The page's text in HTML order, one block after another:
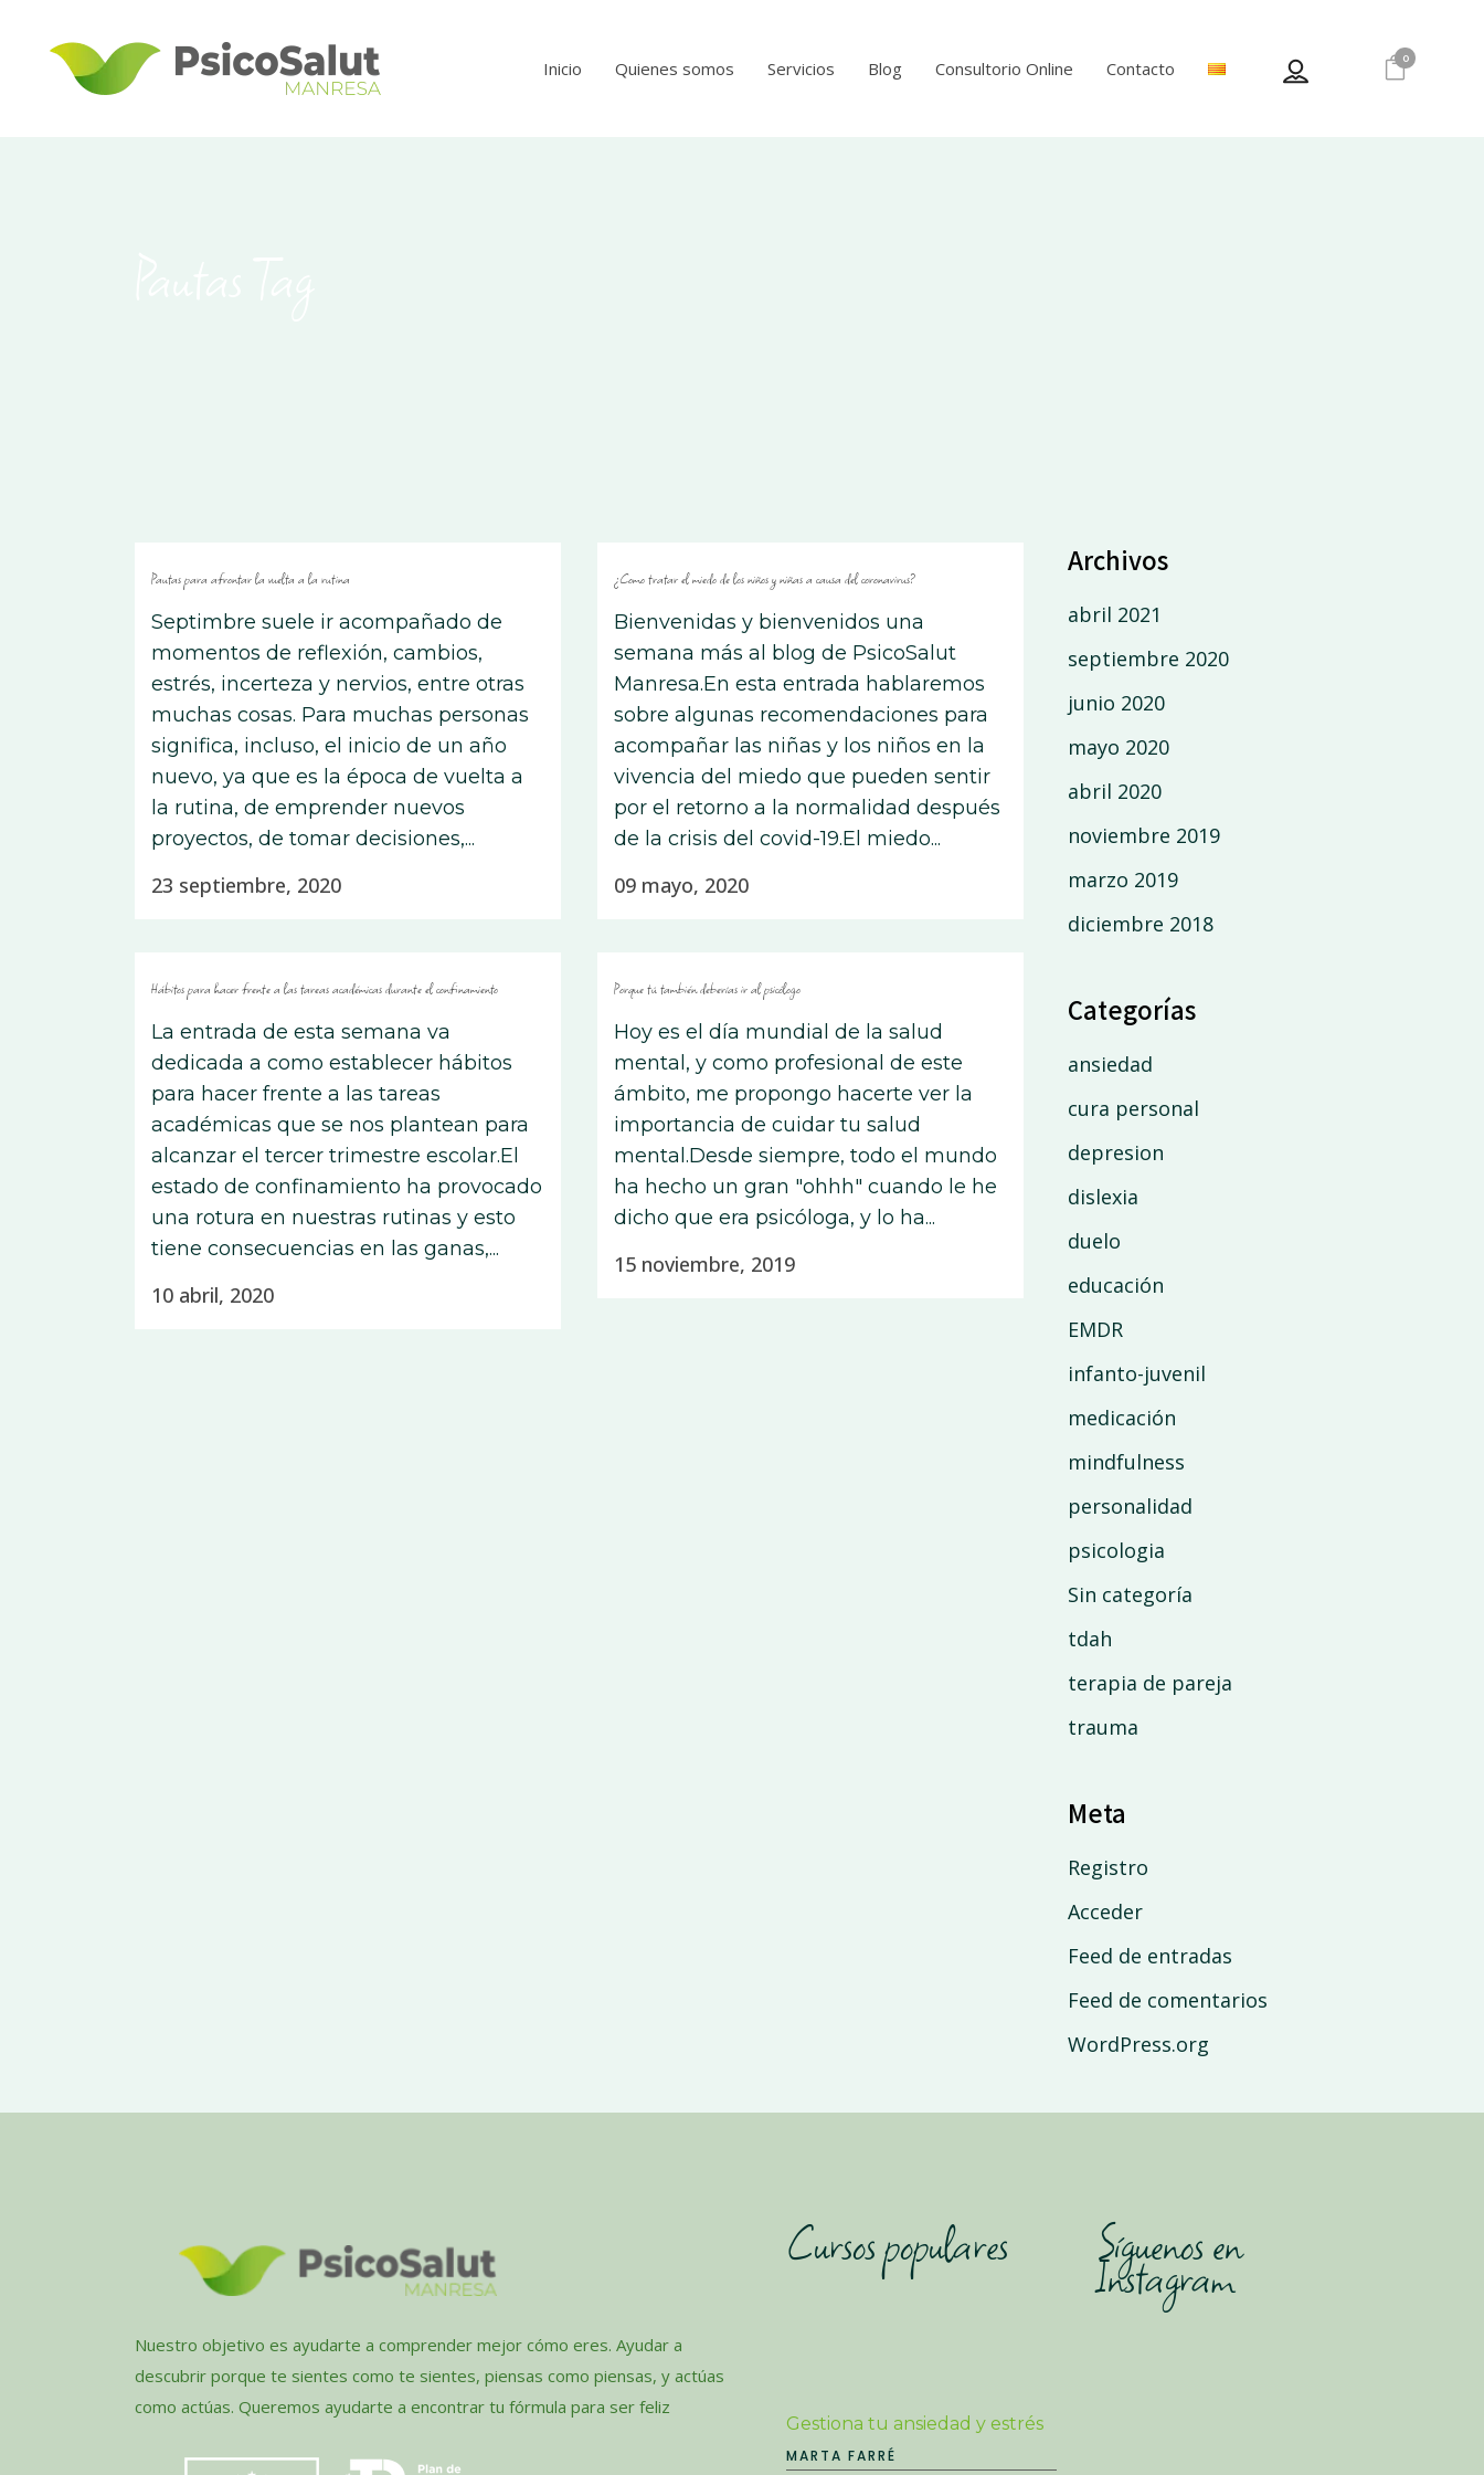
0
Inicio Quienes somos Servicios Blog Consultorio Online Contacto
Pautas para afrontar la vuelta a la rutina
Septimbre suele ir acompañado de
momentos de reflexión, cambios,
estrés, incerteza y nervios, entre otras
muchas cosas. Para muchas personas
significa, incluso, el inicio de un año
nuevo, ya que es la época de vuelta a
la rutina, de emprender nuevos
proyectos, de tomar decisiones,...
23 septiembre, 2020
¿Como tratar el miedo de los niños y niñas a causa del coronavirus?
Bienvenidas y bienvenidos una
semana más al blog de PsicoSalut
Manresa.En esta entrada hablaremos
sobre algunas recomendaciones para
acompañar las niñas y los niños en la
vivencia del miedo que pueden sentir
por el retorno a la normalidad después
de la crisis del covid-19.El miedo...
09 mayo, 2020
Hábitos para hacer frente a las tareas académicas durante el confinamiento
La entrada de esta semana va
dedicada a como establecer hábitos
para hacer frente a las tareas
académicas que se nos plantean para
alcanzar el tercer trimestre escolar.El
estado de confinamiento ha provocado
una rotura en nuestras rutinas y esto
tiene consecuencias en las ganas,...
10 abril, 2020
Porque tú también deberías ir al psicólogo
Hoy es el día mundial de la salud
mental, y como profesional de este
ámbito, me propongo hacerte ver la
importancia de cuidar tu salud
mental.Desde siempre, todo el mundo
ha hecho un gran "ohhh" cuando le he
dicho que era psicóloga, y lo ha...
15 noviembre, 2019
Archivos
abril 2021
septiembre 2020
junio 2020
mayo 2020
abril 2020
noviembre 2019
marzo 2019
diciembre 2018
Categorías
ansiedad
cura personal
depresion
dislexia
duelo
educación
EMDR
infanto-juvenil
medicación
mindfulness
personalidad
psicologia
Sin categoría
tdah
terapia de pareja
trauma
Meta
Registro
Acceder
Feed de entradas
Feed de comentarios
WordPress.org
Nuestro objetivo es ayudarte a comprender mejor cómo eres. Ayudar a
descubrir porque te sientes como te sientes, piensas como piensas, y actúas
como actúas. Queremos ayudarte a encontrar tu fórmula para ser feliz
Cursos populares
Gestiona tu ansiedad y estrés
MARTA FARRÉ
Síguenos en
Instagram